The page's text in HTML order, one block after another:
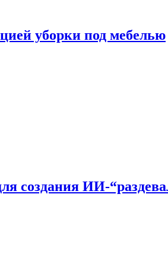
уборки под мебелью
создания ИИ-